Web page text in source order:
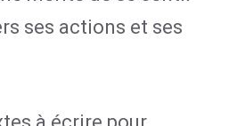
ses actions et ses